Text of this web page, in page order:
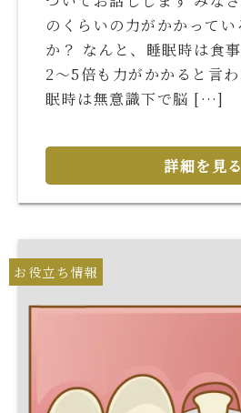
のくらいの力がかかって
か？ なんと、睡眠時は食
2〜5倍も力がかかると言
眠時は無意識下で脳 […]
詳細を見る
お役立ち情報